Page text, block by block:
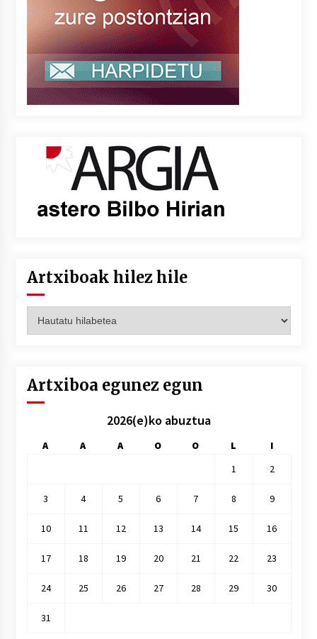
Artxiboak hilez hile
hilez
Artxiboa egunez egun
2026(e)ko abuztua
A A A O O L
I
1
2
3 4 5 6 7 8 9
10 11 12 13 14 15 16
17 18 19 20 21 22 23
24 25 26 27 28 29 30
31